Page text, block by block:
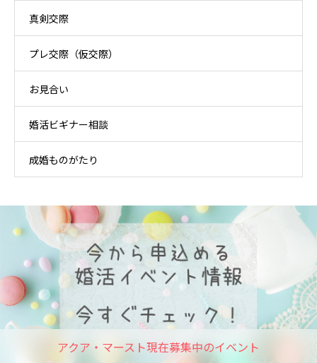
真剣交際
プレ交際（仮交際）
お見合い
婚活ビギナー相談
成婚ものがたり
アクア・マースト現在募集中のイベント